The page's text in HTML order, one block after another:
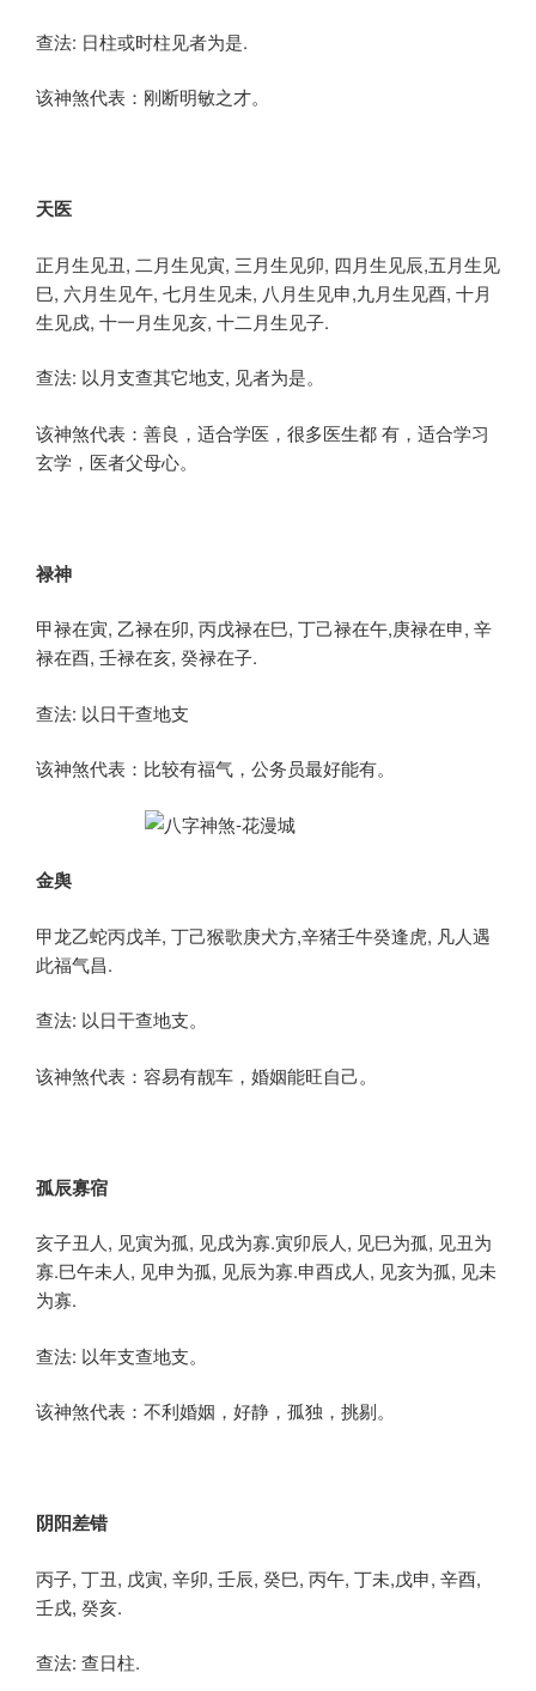
查法: 日柱或时柱见者为是.
该神煞代表：刚断明敏之才。
天医
正月生见丑, 二月生见寅, 三月生见卯, 四月生见辰,五月生见
巳, 六月生见午, 七月生见未, 八月生见申,九月生见酉, 十月
生见戌, 十一月生见亥, 十二月生见子.
查法: 以月支查其它地支, 见者为是。
该神煞代表：善良，适合学医，很多医生都 有，适合学习
玄学，医者父母心。
禄神
甲禄在寅, 乙禄在卯, 丙戊禄在巳, 丁己禄在午,庚禄在申, 辛
禄在酉, 壬禄在亥, 癸禄在子.
查法: 以日干查地支
该神煞代表：比较有福气，公务员最好能有。
金舆
甲龙乙蛇丙戊羊, 丁己猴歌庚犬方,辛猪壬牛癸逢虎, 凡人遇
此福气昌.
查法: 以日干查地支。
该神煞代表：容易有靓车，婚姻能旺自己。
孤辰寡宿
亥子丑人, 见寅为孤, 见戌为寡.寅卯辰人, 见巳为孤, 见丑为
寡.巳午未人, 见申为孤, 见辰为寡.申酉戌人, 见亥为孤, 见未
为寡.
查法: 以年支查地支。
该神煞代表：不利婚姻，好静，孤独，挑剔。
阴阳差错
丙子, 丁丑, 戊寅, 辛卯, 壬辰, 癸巳, 丙午, 丁未,戊申, 辛酉,
壬戌, 癸亥.
查法: 查日柱.